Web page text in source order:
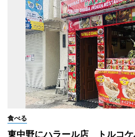
食べる
東中野にハラール店 トルコケ